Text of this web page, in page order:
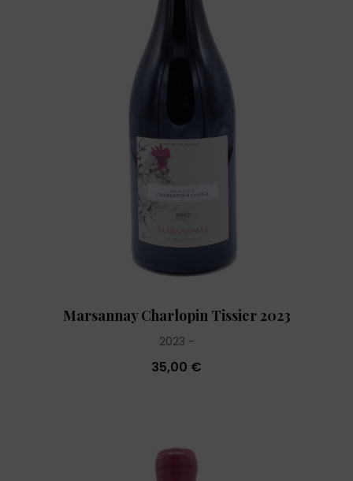
Marsannay Charlopin Tissier 2023
2023
35,00 €